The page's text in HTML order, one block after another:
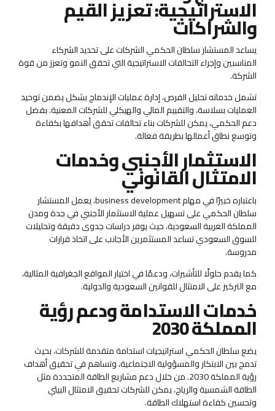
الاستراتيجية: تعزيز القيم
والشراكات
يساعد المستشار سلطان الحكمي الشركات على تحديد الشركاء
المناسبين وإجراء التحالفات الاستراتيجية التي تحقق النمو وتعزز من قوة
الشركة.
تشمل خدماته تحليل الفرص، إدارة عمليات الإندماج بشكل يضمن توحيد
العمليات بسلاسة، والتقييم المالي والهيكلي للشركات المعنية. بفضل
دعم الحكمي، يمكن للشركات بناء تحالفات تحقق أهدافها بكفاءة
وتوسع نطاق أعمالها بطريقة فعالة.
الاستثمار الأجنبي وخدمات
الامتثال القانوني
باعتباره خبيرًا في مهام business development، يعمل المستشار
سلطان الحكمي على تسهيل عملية الاستثمار الأجنبي في جدة ومدن
المملكة العربية السعودية، حيث يوفر دراسات جدوى دقيقة وتحليلات
للسوق السعودي تساعد المستثمرين الأجانب على اتخاذ قرارات
مدروسة.
كما يقدم حلولًا للتأشيرات، ودعمًا في اختيار المواقع الجغرافية المثالية،
مع التركيز على الامتثال للقوانين السعودية والدولية.
خدمات الاستدامة ودعم رؤية
المملكة 2030
يضع سلطان الحكمي استراتيجيات استدامة متقدمة للشركات، بحيث
تدمج بين الابتكار والمسؤولية الاجتماعية، وتساهم في تحقيق أهداف
رؤية المملكة 2030. من خلال دعم مشاريع الطاقة المتجددة مثل
الطاقة الشمسية والرياح، يمكن للشركات تحقيق الامتثال البيئي
وتحسين كفاءة استهلاك الطاقة.